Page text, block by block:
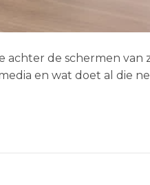
achter de schermen van
en wat doet al die